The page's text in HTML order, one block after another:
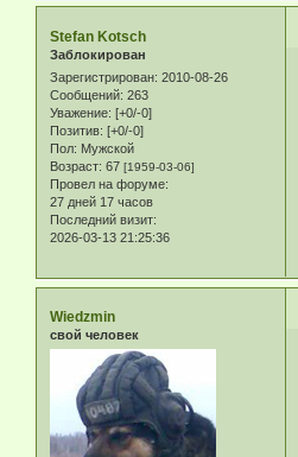
Stefan Kotsch
Заблокирован
Зарегистрирован: 2010-08-26
Сообщений: 263
Уважение: [+0/-0]
Позитив: [+0/-0]
Пол: Мужской
Возраст: 67 [1959-03-06]
Провел на форуме:
27 дней 17 часов
Последний визит:
2026-03-13 21:25:36
Wiedzmin
свой человек